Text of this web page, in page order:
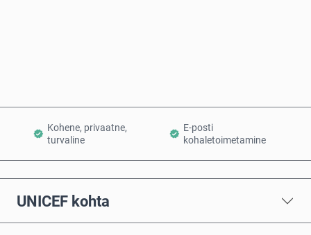
Kohene, privaatne,
turvaline
E-posti
kohaletoimetamine
UNICEF kohta